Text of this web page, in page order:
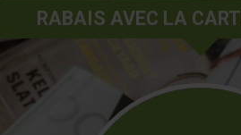
RABAIS AVEC LA